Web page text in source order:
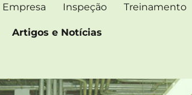
Empresa Inspeção Treinamento
Artigos e Notícias